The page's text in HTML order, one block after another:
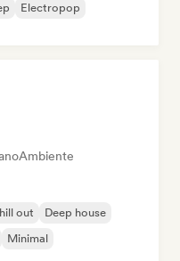
Electropop
Ambiente
out
Deep house
Minimal